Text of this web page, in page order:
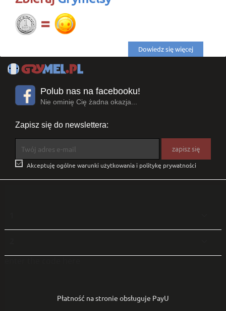
Dowiedz się więcej
Polub nas na facebooku!
Nie ominię Cię żadna okazja...
Zapisz się do newslettera:
 Akceptuję ogólne warunki użytkowania i politykę prywatności
Płatność na stronie obsługuje PayU